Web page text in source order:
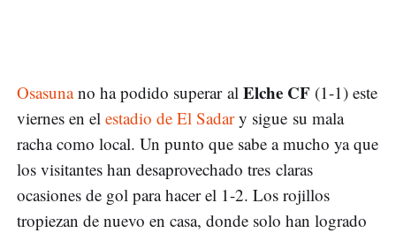
Osasunano ha podido superar al Elche CF (1-1) este
viernes en el estadio de El Sadary sigue su mala
racha como local. Un punto que sabe a mucho ya que
los visitantes han desaprovechado tres claras
ocasiones de gol para hacer el 1-2. Los rojillos
tropiezan de nuevo en casa, donde solo han logrado